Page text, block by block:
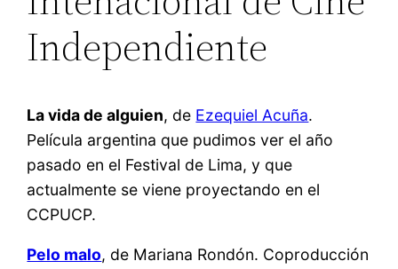
Independiente
La vida de alguien, de Ezequiel Acuña.
Película argentina que pudimos ver el año
pasado en el Festival de Lima, y que
actualmente se viene proyectando en el
CCPUCP.
Pelo malo, de Mariana Rondón. Coproducción